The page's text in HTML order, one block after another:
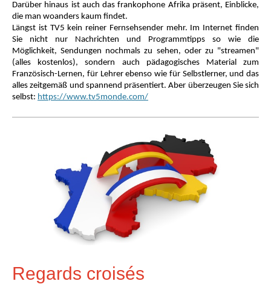
Darüber hinaus ist auch das frankophone Afrika präsent, Einblicke,
die man woanders kaum findet.
Längst ist TV5 kein reiner Fernsehsender mehr. Im Internet finden
Sie nicht nur Nachrichten und Programmtipps so wie die
Möglichkeit, Sendungen nochmals zu sehen, oder zu "streamen"
(alles kostenlos), sondern auch pädagogisches Material zum
Französisch-Lernen, für Lehrer ebenso wie für Selbstlerner, und das
alles zeitgemäß und spannend präsentiert. Aber überzeugen Sie sich
selbst: https://www.tv5monde.com/
Regards croisés